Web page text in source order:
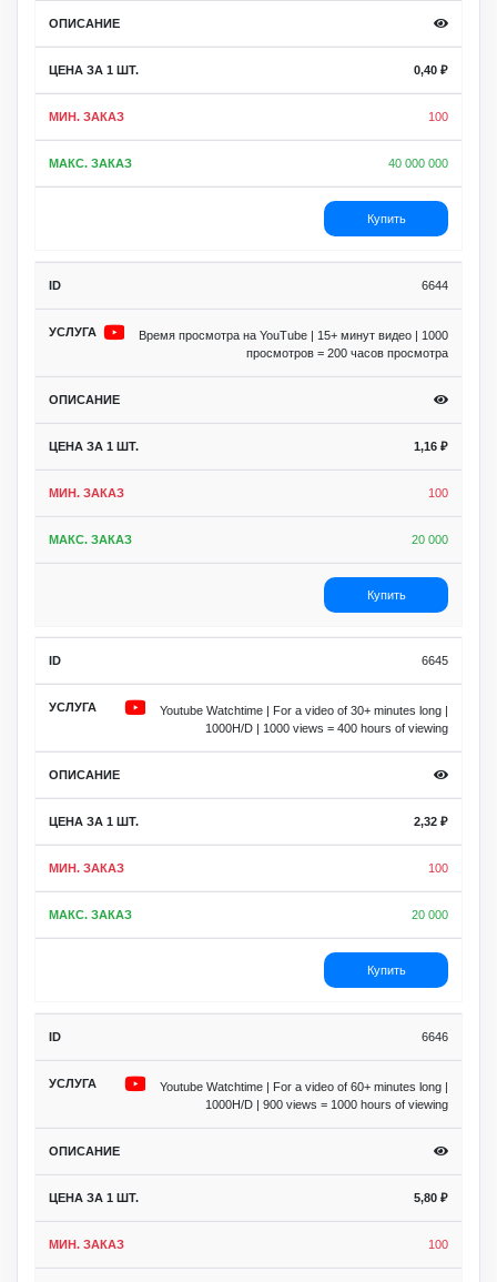
0,40 ₽
100
40 000 000
Купить
6644
Время просмотра на YouTube | 15+ минут видео | 1000
просмотров = 200 часов просмотра
1,16 ₽
100
20 000
Купить
6645
Youtube Watchtime | For a video of 30+ minutes long |
1000H/D | 1000 views = 400 hours of viewing
2,32 ₽
100
20 000
Купить
6646
Youtube Watchtime | For a video of 60+ minutes long |
1000H/D | 900 views = 1000 hours of viewing
5,80 ₽
100